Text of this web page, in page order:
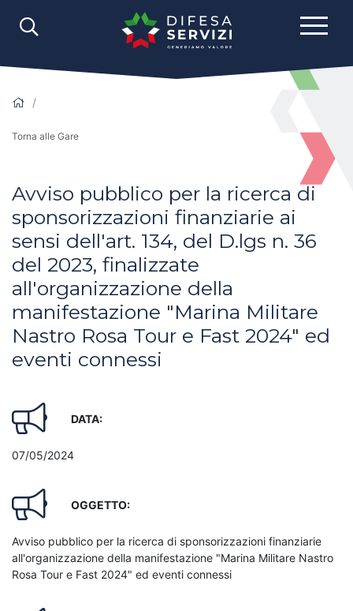
Torna alle Gare
Avviso pubblico per la ricerca di
sponsorizzazioni finanziarie ai
sensi dell'art. 134, del D.lgs n. 36
del 2023, finalizzate
all'organizzazione della
manifestazione "Marina Militare
Nastro Rosa Tour e Fast 2024" ed
eventi connessi
DATA:
07/05/2024
OGGETTO:
Avviso pubblico per la ricerca di sponsorizzazioni finanziarie
all'organizzazione della manifestazione "Marina Militare Nastro
Rosa Tour e Fast 2024" ed eventi connessi